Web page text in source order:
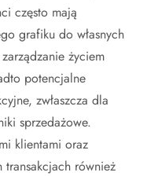
często mają
grafiku do własnych
życiem
potencjalne
zwłaszcza dla
sprzedażowe.
klientami oraz
transakcjach również